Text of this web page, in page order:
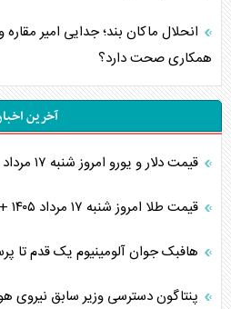
انحلال ماکان بند؛ جدایی امیر
همکاری صحت دارد؟
آخرین
قیمت دلار و یورو امروز شنبه ۱۷ مرداد ۱۴۰۵ + جدول
قیمت طلا امروز شنبه ۱۷ مرداد ۱۴۰۵ + جدول
هافبک جوان آلومینیوم یک قدم تا
پنتاگون دسترسی وزیر سابق نیروی